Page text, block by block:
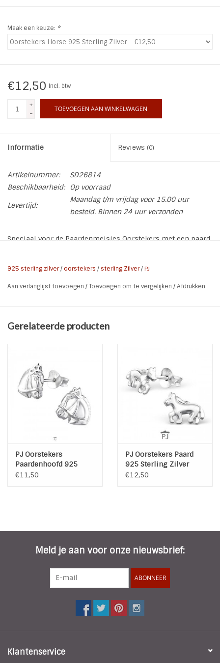
INSPIRATIE
Maak een keuze: *
€12,50 Incl. btw
+
-
TOEVOEGEN AAN WINKELWAGEN
Informatie Reviews (0)
Artikelnummer:
SD26814
Beschikbaarheid:
Op voorraad
Levertijd:
Maandag t/m vrijdag voor 15.00 uur
besteld. Binnen 24 uur verzonden
Speciaal voor de Paardenmeisjes Oorstekers met een paard
Kleur:
Zilver
925 sterling zilver/ oorstekers /sterling Zilver/ PJ
Aan verlanglijst toevoegen /Toevoegen om te vergelijken /Afdrukken
Gerelateerde producten
PJ Oorstekers
Paardenhoofd 925
Sterling Zilver
€11,50
PJ Oorstekers Paard
925 Sterling Zilver
€12,50
Meld je aan voor onze nieuwsbrief:
ABONNEER
Klantenservice